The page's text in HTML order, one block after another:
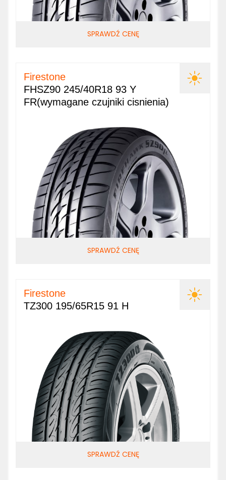
SPRAWDŹ CENĘ
Firestone
FHSZ90 245/40R18 93 Y
FR(wymagane czujniki cisnienia)
SPRAWDŹ CENĘ
Firestone
TZ300 195/65R15 91 H
SPRAWDŹ CENĘ